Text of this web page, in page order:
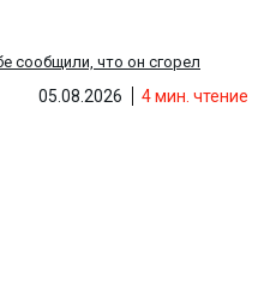
4мин. чтение
05.08.2026
сообщили, что он сгорел